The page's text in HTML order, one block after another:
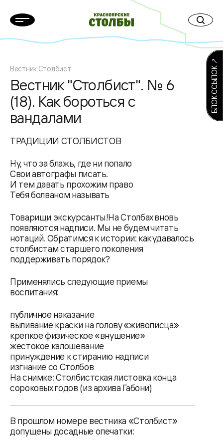
Вестник Столбист
Вестник "Столбист". № 6
(18). Как бороться с
вандалами
ТРАДИЦИИ СТОЛБИСТОВ
Ну, что за блажь, где ни попало
Свои автографы писать.
И тем давать прохожим право
Тебя болваном называть
Товарищи экскурсанты!На Столбах вновь
появляются надписи. Мы не будем читать
нотаций. Обратимся к истории: как удавалось
столбистам старшего поколения
поддерживать порядок?
Применялись следующие приемы
воспитания:
публичное наказание
выливание краски на голову «живописца»
крепкое физическое «внушение»
жестокое калошевание
принуждение к стиранию надписи
изгнание со Столбов
На снимке: Столбистская листовка конца
сороковых годов (из архива Габони)
В прошлом номере вестника «Столбист»
допущены досадные опечатки:
БЛОК ССЫЛОК ↗